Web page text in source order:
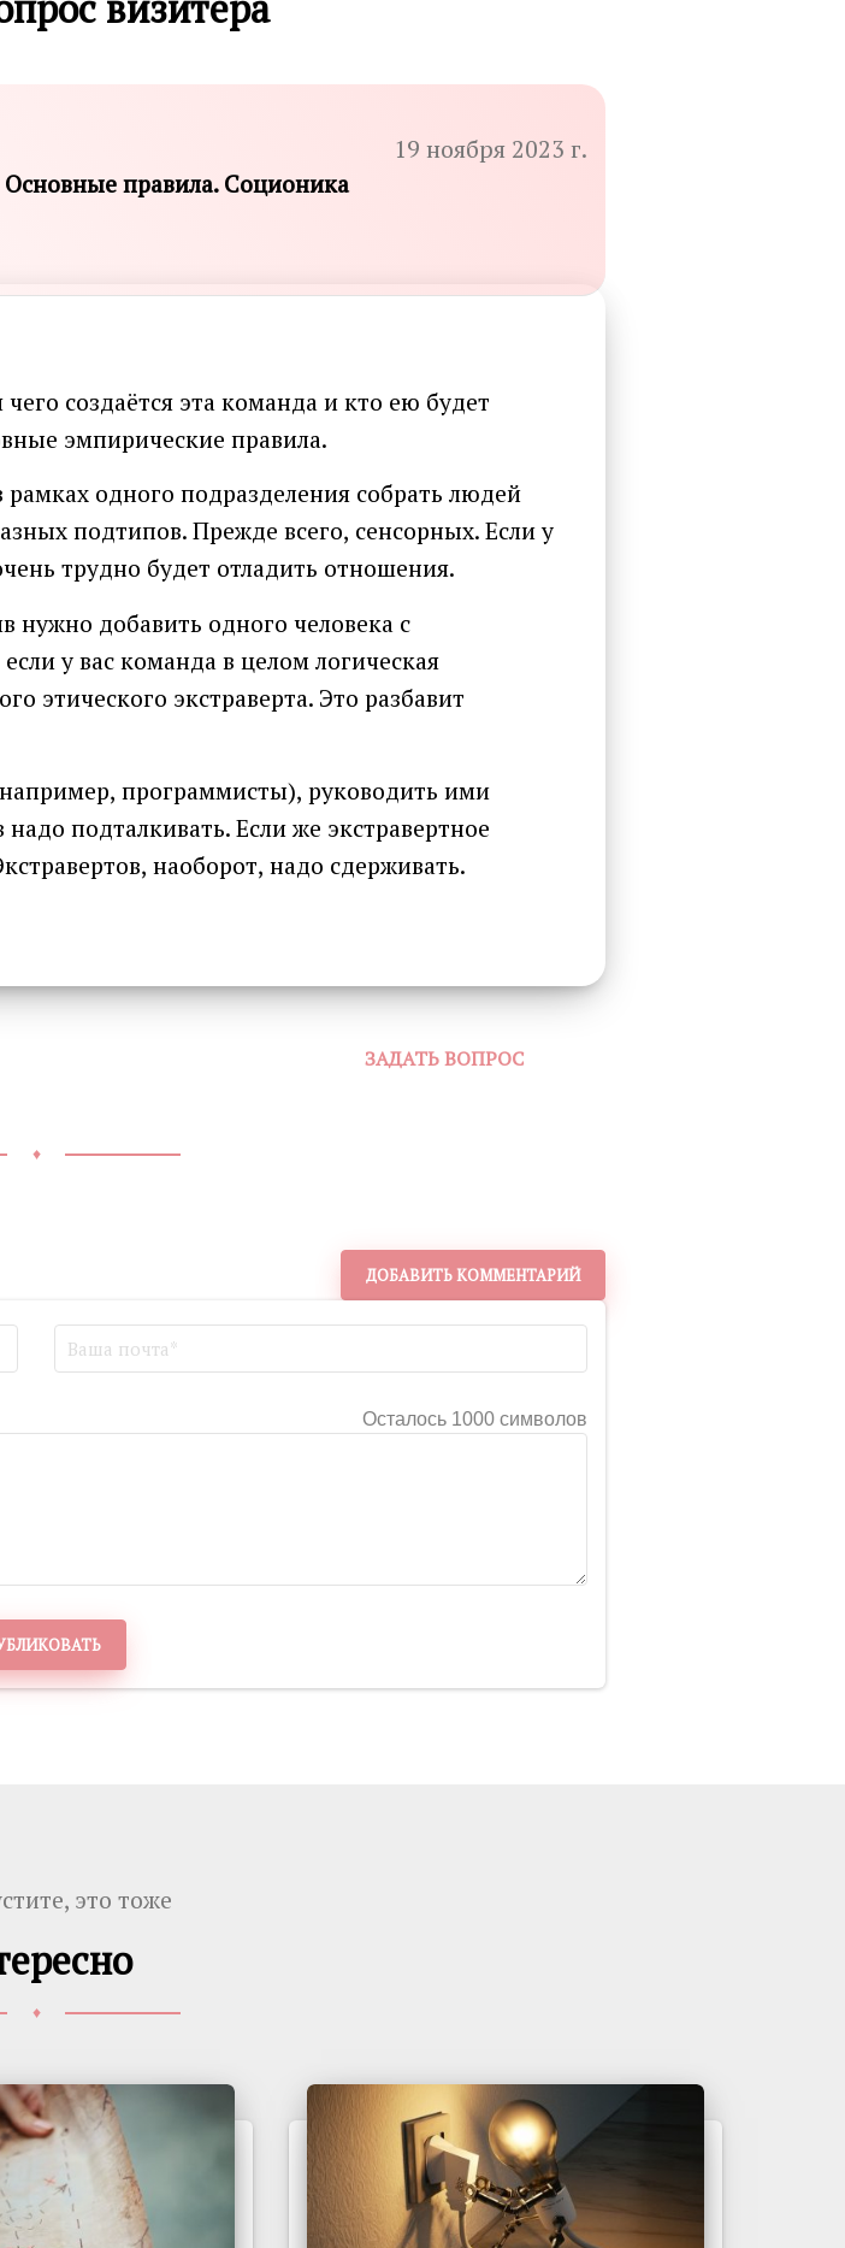
19 ноября 2023 г.
правила. Соционика
создаётся эта команда и кто ею будет
эмпирические правила.
одного подразделения собрать людей
подтипов. Прежде всего, сенсорных. Если у
трудно будет отладить отношения.
нужно добавить одного человека с
у вас команда в целом логическая
этического экстраверта. Это разбавит
программисты), руководить ими
подталкивать. Если же экстравертное
наоборот, надо сдерживать.
ЗАДАТЬ ВОПРОС
♦
ДОБАВИТЬ КОММЕНТАРИЙ
Осталось 1000 символов
это тоже
♦